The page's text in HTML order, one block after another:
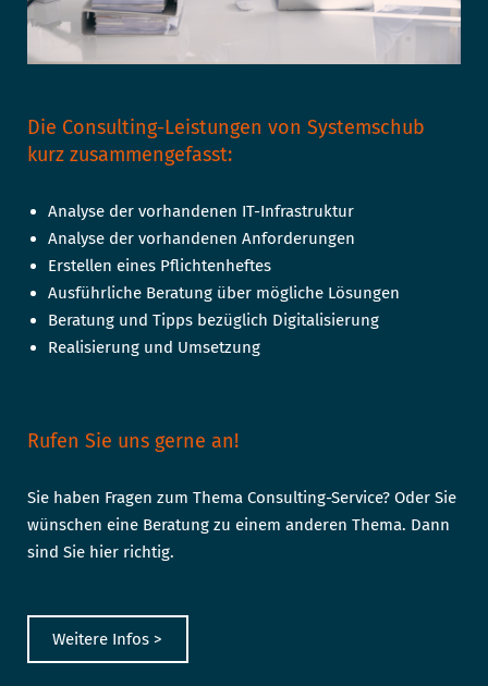
Die Consulting-Leistungen von Systemschub
kurz zusammengefasst:
Analyse der vorhandenen IT-Infrastruktur
Analyse der vorhandenen Anforderungen
Erstellen eines Pflichtenheftes
Ausführliche Beratung über mögliche Lösungen
Beratung und Tipps bezüglich Digitalisierung
Realisierung und Umsetzung
Rufen Sie uns gerne an!
Sie haben Fragen zum Thema Consulting-Service? Oder Sie
wünschen eine Beratung zu einem anderen Thema. Dann
sind Sie hier richtig.
Weitere Infos >